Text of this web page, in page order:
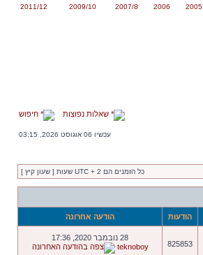
2005
2006
2007/8
2009/10
2011/12
שאלות נפוצות חיפוש
עכשיו 06 אוגוסט 2026, 03:15
כל הזמנים הם UTC + 2 שעות [ שעון קיץ ]
הודעות הודעה אחרונה
825853
28 נובמבר 2020, 17:36
teknoboy